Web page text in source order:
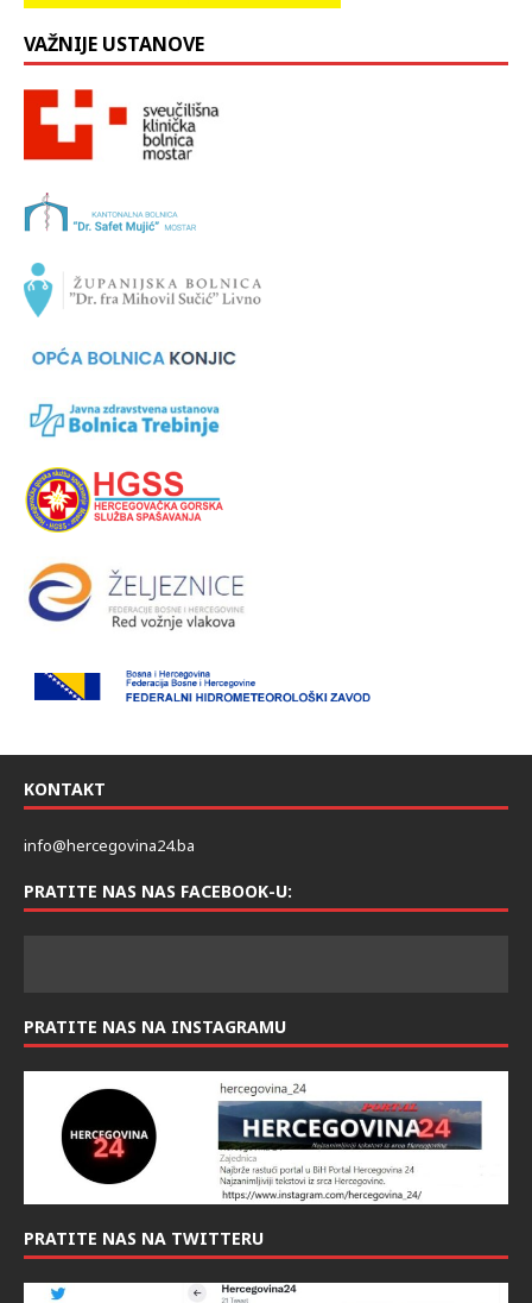
VAŽNIJE USTANOVE
KONTAKT
info@hercegovina24.ba
PRATITE NAS NAS FACEBOOK-U:
PRATITE NAS NA INSTAGRAMU
PRATITE NAS NA TWITTERU